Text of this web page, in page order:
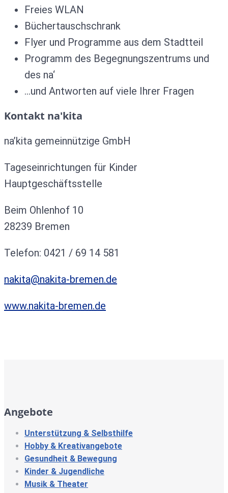
Freies WLAN
Büchertauschschrank
Flyer und Programme aus dem Stadtteil
Programm des Begegnungszentrums und
des na‘
…und Antworten auf viele Ihrer Fragen
Kontakt na'kita
na’kita gemeinnützige GmbH
Tageseinrichtungen für Kinder
Hauptgeschäftsstelle
Beim Ohlenhof 10
28239 Bremen
Telefon: 0421 / 69 14 581
nakita@nakita-bremen.de
www.nakita-bremen.de
Angebote
Unterstützung & Selbsthilfe
Hobby & Kreativangebote
Gesundheit & Bewegung
Kinder & Jugendliche
Musik & Theater